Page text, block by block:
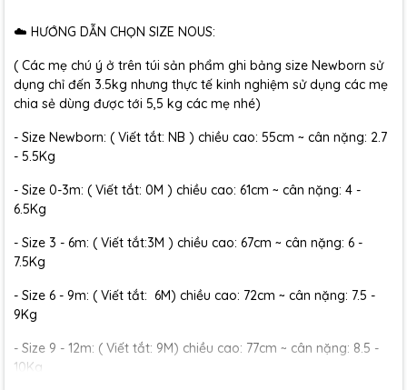
☁️ HƯỚNG DẪN CHỌN SIZE NOUS:
( Các mẹ chú ý ở trên túi sản phẩm ghi bảng size Newborn sử
dụng chỉ đến 3.5kg nhưng thực tế kinh nghiệm sử dụng các mẹ
chia sẻ dùng được tới 5,5 kg các mẹ nhé)
- Size Newborn: ( Viết tắt: NB ) chiều cao: 55cm ~ cân nặng: 2.7
- 5.5Kg
- Size 0-3m: ( Viết tắt: 0M ) chiều cao: 61cm ~ cân nặng: 4 -
6.5Kg
- Size 3 - 6m: ( Viết tắt:3M ) chiều cao: 67cm ~ cân nặng: 6 -
7.5Kg
- Size 6 - 9m: ( Viết tắt: 6M) chiều cao: 72cm ~ cân nặng: 7.5 -
9Kg
- Size 9 - 12m: ( Viết tắt: 9M) chiều cao: 77cm ~ cân nặng: 8.5 -
10Kg